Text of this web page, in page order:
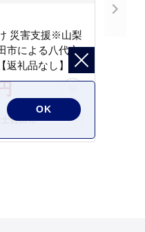
災害支援※山梨
市による八代市
返礼品なし】
士吉田市
OK